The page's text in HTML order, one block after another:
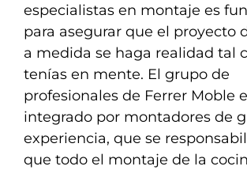
especialistas en montaje es
para asegurar que el proyecto
a medida se haga realidad tal
tenías en mente. El grupo de
profesionales de Ferrer Moble
integrado por montadores de
experiencia, que se
que todo el montaje de la